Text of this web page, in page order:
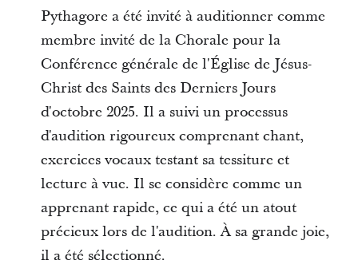
Pythagore a été invité à auditionner comme
membre invité de la Chorale pour la
Conférence générale de l'Église de Jésus-
Christ des Saints des Derniers Jours
d'octobre 2025. Il a suivi un processus
d'audition rigoureux comprenant chant,
exercices vocaux testant sa tessiture et
lecture à vue. Il se considère comme un
apprenant rapide, ce qui a été un atout
précieux lors de l'audition. À sa grande joie,
il a été sélectionné.